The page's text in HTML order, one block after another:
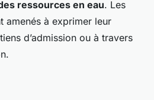
ressources en eau. Les
amenés à exprimer leur
d’admission ou à travers